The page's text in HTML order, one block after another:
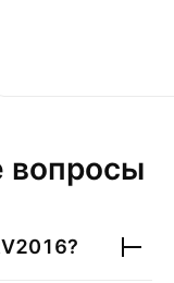
вопросы
?